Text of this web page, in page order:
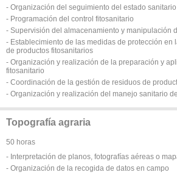
- Organización del seguimiento del estado
- Programación del control fitosanitario
- Supervisión del almacenamiento y manipulación
- Establecimiento de las medidas de protección en
de productos fitosanitarios
- Organización y realización de la preparación y
fitosanitario
- Coordinación de la gestión de residuos de
- Organización y realización del manejo sanitario
Topografía agraria
50 horas
- Interpretación de planos, fotografías aéreas o
- Organización de la recogida de datos en campo